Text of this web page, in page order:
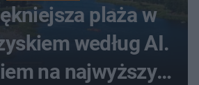
plaża w
według AI.
na najwyższy